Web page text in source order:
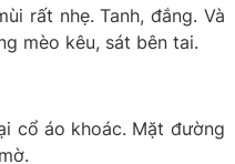
rất nhẹ. Tanh, đắng. Và
mèo kêu, sát bên tai.
cổ áo khoác. Mặt đường